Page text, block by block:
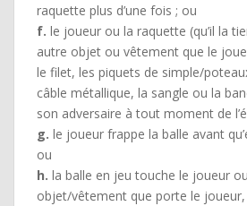
raquette plus d’une fois ; ou
f. le joueur ou la raquette (qu’il la
autre objet ou vêtement que le
le filet, les piquets de simple/
câble métallique, la sangle ou la
son adversaire à tout moment de
g. le joueur frappe la balle avant
ou
h. la balle en jeu touche le joueur
objet/vêtement que porte le joueur,